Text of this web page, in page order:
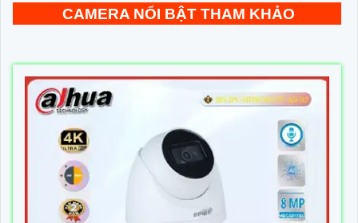
CAMERA NỔI BẬT THAM KHẢO